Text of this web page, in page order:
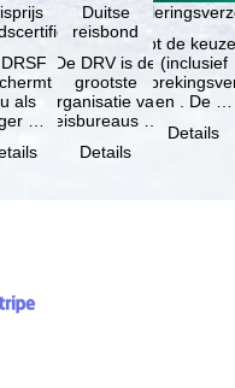
als
met
Duitse
reisbond
De DRV is de
grootste
organisatie van
reisbureaus en
in Duitsland. …
Details
Je hebt de
(inclusief
en . De …
Details